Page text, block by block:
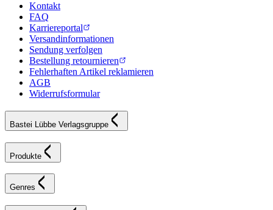
Kontakt
FAQ
Karriereportal
Versandinformationen
Sendung verfolgen
Bestellung retournieren
Fehlerhaften Artikel reklamieren
AGB
Widerrufsformular
Bastei Lübbe Verlagsgruppe
Produkte
Genres